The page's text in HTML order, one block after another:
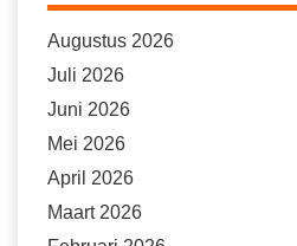
Augustus 2026
Juli 2026
Juni 2026
Mei 2026
April 2026
Maart 2026